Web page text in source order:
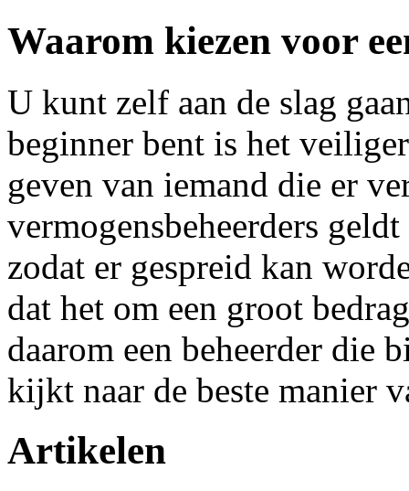
Waarom kiezen voor
U kunt zelf aan de slag
beginner bent is het
geven van iemand die er
vermogensbeheerders
zodat er gespreid kan
dat het om een groot
daarom een beheerder die
kijkt naar de beste manier
Artikelen